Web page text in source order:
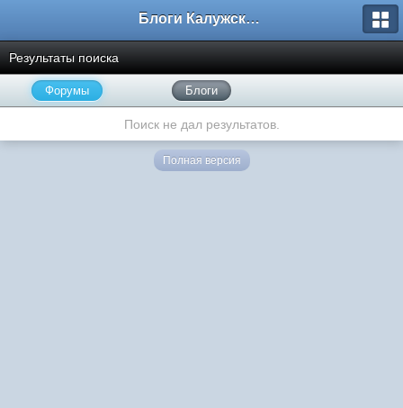
Блоги Калужского перекрестка
Результаты поиска
Форумы Блоги
Поиск не дал результатов.
Полная версия